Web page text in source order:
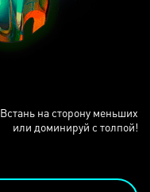
Встань на сторону меньших
или доминируй с толпой!